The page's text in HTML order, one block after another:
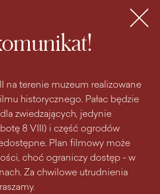
na terenie muzeum realizowane
historycznego. Pałac będzie
zwiedzających, jedynie
8 VIII) i część ogrodów
Plan filmowy może
choć ograniczy dostęp - w
Za chwilowe utrudnienia
MENU